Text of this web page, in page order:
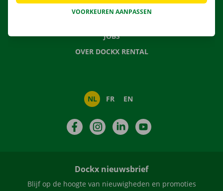
NIEUWS
JOBS
OVER DOCKX RENTAL
NL FR EN
FacebookInstagramLinkedIn
Dockx nieuwsbrief
Blijf op de hoogte van nieuwigheden en promoties
VOORKEUREN AANPASSEN